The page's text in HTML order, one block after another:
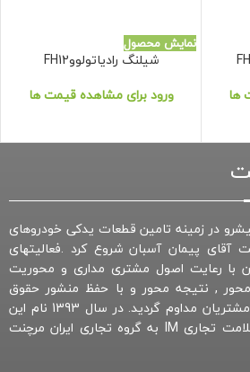
ها
نمایش محصول
شیلنگ رادیاتولووFH12
ورود برای مشاهده قیمت ها
در زمینه تامین قطعات یدکی خودروهای
پیمان آسبان شروع کرد .فعالیتهای
با رعایت اصول مشتری مداری و محوریت
, نتیجه محور و با حفظ منشور حقوق
کارکنان و نیروی انسانی و مشتریان مداوم گردید. در سال 1393 نام این
مجموعه همزمان با ثبت علامت تجاری IM به گروه تجاری ایران مرچنت